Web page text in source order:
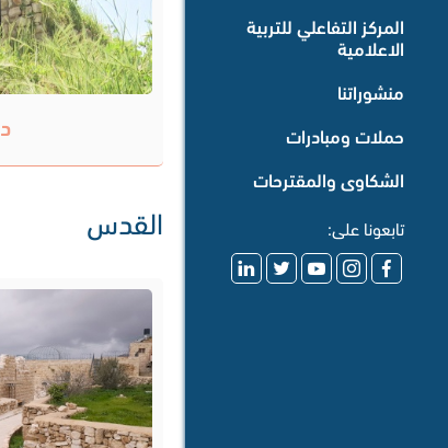
المركز التفاعلي للتربية
الاعلامية
منشوراتنا
حملات ومبادرات
الشكاوى والمقترحات
تابعونا على: القدس